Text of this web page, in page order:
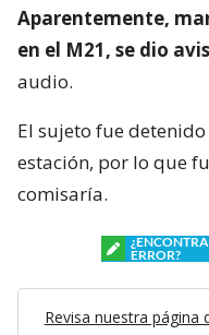
Aparentemente,
en el M21, se dio
audio.
El sujeto fue
estación, por lo que
comisaría.
ERROR?
Revisa nuestra página